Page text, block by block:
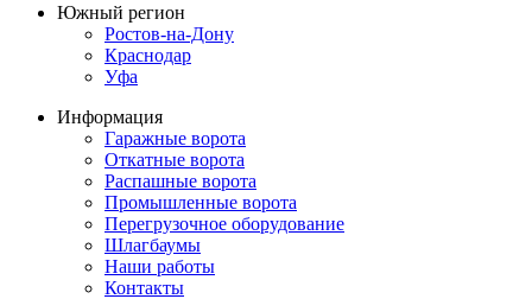
Южный регион
Ростов-на-Дону
Краснодар
Уфа
Информация
Гаражные ворота
Откатные ворота
Распашные ворота
Промышленные ворота
Перегрузочное оборудование
Шлагбаумы
Наши работы
Контакты